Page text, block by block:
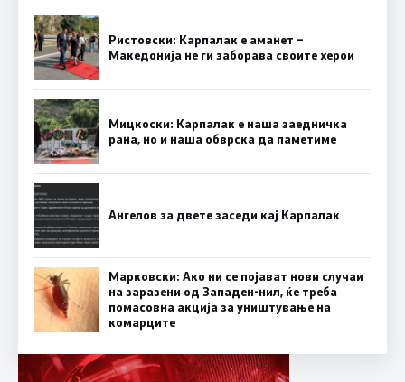
Ристовски: Карпалак е аманет –
Македонија не ги заборава своите херои
Мицкоски: Карпалак е наша заедничка
рана, но и наша обврска да паметиме
Ангелов за двете заседи кај Карпалак
Марковски: Ако ни се појават нови случаи
на заразени од Западен-нил, ќе треба
помасовна акција за уништување на
комарците